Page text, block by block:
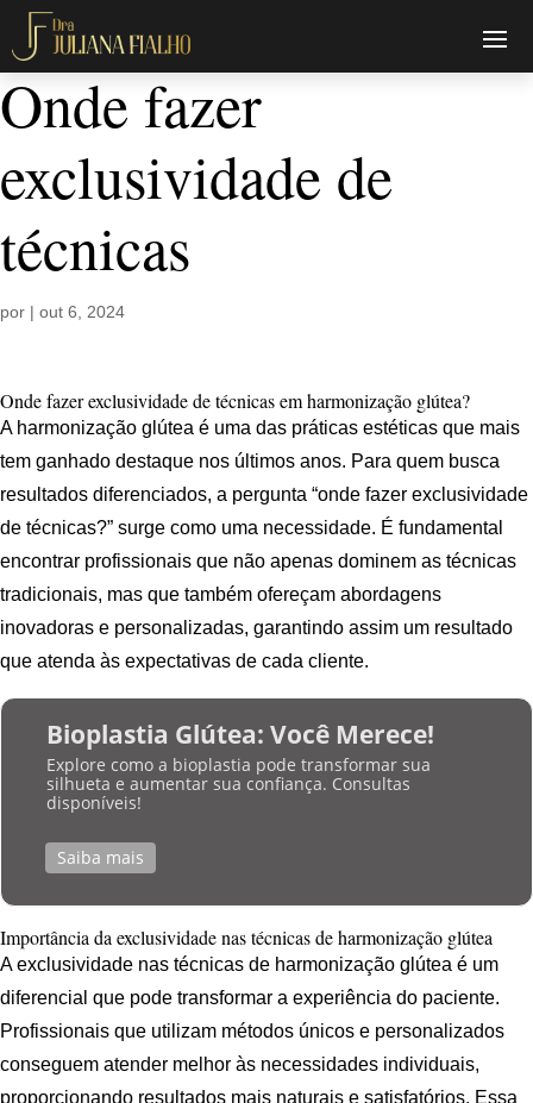
Onde fazer
exclusividade de
técnicas
por | out 6, 2024
Onde fazer exclusividade de técnicas em harmonização glútea?
A harmonização glútea é uma das práticas estéticas que mais
tem ganhado destaque nos últimos anos. Para quem busca
resultados diferenciados, a pergunta “onde fazer exclusividade
de técnicas?” surge como uma necessidade. É fundamental
encontrar profissionais que não apenas dominem as técnicas
tradicionais, mas que também ofereçam abordagens
inovadoras e personalizadas, garantindo assim um resultado
que atenda às expectativas de cada cliente.
Bioplastia Glútea: Você Merece!
Explore como a bioplastia pode transformar sua
silhueta e aumentar sua confiança. Consultas
disponíveis!
Saiba mais
Importância da exclusividade nas técnicas de harmonização glútea
A exclusividade nas técnicas de harmonização glútea é um
diferencial que pode transformar a experiência do paciente.
Profissionais que utilizam métodos únicos e personalizados
conseguem atender melhor às necessidades individuais,
proporcionando resultados mais naturais e satisfatórios. Essa